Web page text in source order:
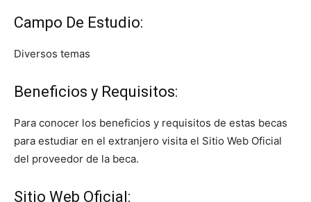
Campo De Estudio:
Diversos temas
Beneficios y Requisitos:
Para conocer los beneficios y requisitos de estas becas
para estudiar en el extranjero visita el Sitio Web Oficial
del proveedor de la beca.
Sitio Web Oficial: